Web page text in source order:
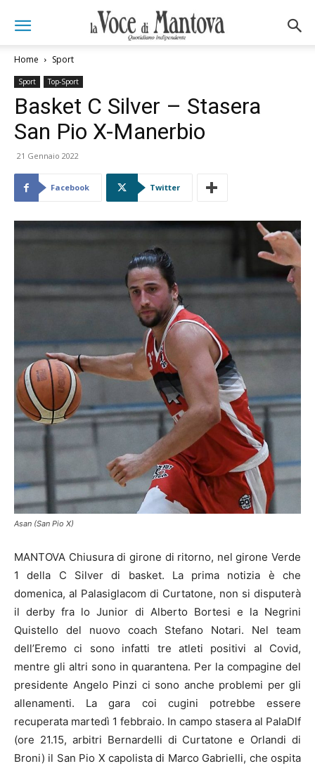
Home Sport
Sport Top-Sport
Basket C Silver – Stasera
San Pio X-Manerbio
21 Gennaio 2022
Facebook Twitter
Asan (San Pio X)
MANTOVA Chiusura di girone di ritorno, nel girone Verde
1 della C Silver di basket. La prima notizia è che
domenica, al Palasiglacom di Curtatone, non si disputerà
il derby fra lo Junior di Alberto Bortesi e la Negrini
Quistello del nuovo coach Stefano Notari. Nel team
dell’Eremo ci sono infatti tre atleti positivi al Covid,
mentre gli altri sono in quarantena. Per la compagine del
presidente Angelo Pinzi ci sono anche problemi per gli
allenamenti. La gara coi cugini potrebbe essere
recuperata martedì 1 febbraio. In campo stasera al PalaDlf
(ore 21.15, arbitri Bernardelli di Curtatone e Orlandi di
Broni) il San Pio X capolista di Marco Gabrielli, che ospita